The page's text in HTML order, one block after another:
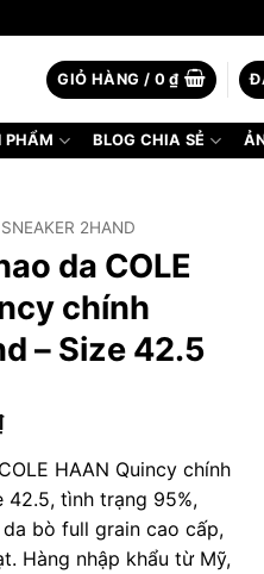
GIỎ HÀNG / 0₫
PHẨM BLOG CHIA SẺ
2HAND
da COLE
chính
– Size 42.5
HAAN Quincy chính
42.5, tình trạng 95%,
bò full grain cao cấp,
Hàng nhập khẩu từ Mỹ,